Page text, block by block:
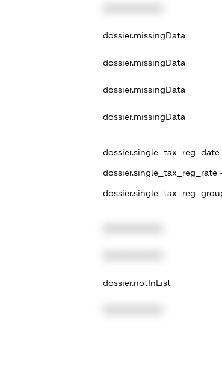
dossier.missingData
dossier.missingData
dossier.missingData
dossier.missingData
dossier.single_tax_reg_date -
dossier.single_tax_reg_rate
dossier.notInList